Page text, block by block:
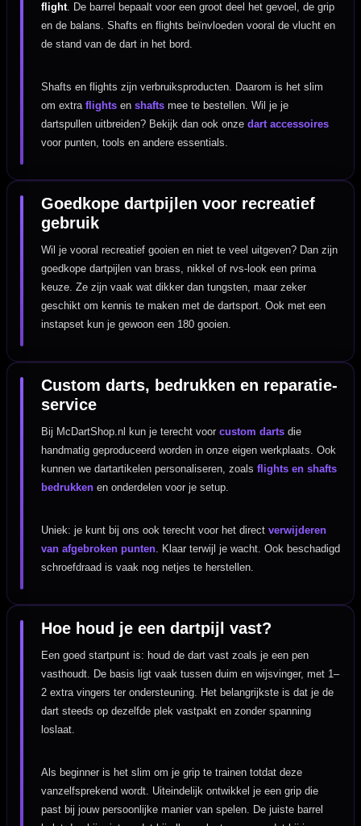
flight. De barrel bepaalt voor een groot deel het gevoel, de grip
en de balans. Shafts en flights beïnvloeden vooral de vlucht en
de stand van de dart in het bord.
Shafts en flights zijn verbruiksproducten. Daarom is het slim
om extraflights enshafts mee te bestellen. Wil je je
dartspullen uitbreiden? Bekijk dan ook onzedart accessoires
voor punten, tools en andere essentials.
Goedkope dartpijlen voor recreatief
gebruik
Wil je vooral recreatief gooien en niet te veel uitgeven? Dan zijn
goedkope dartpijlen van brass, nikkel of rvs-look een prima
keuze. Ze zijn vaak wat dikker dan tungsten, maar zeker
geschikt om kennis te maken met de dartsport. Ook met een
instapset kun je gewoon een 180 gooien.
Custom darts, bedrukken en reparatie-
service
Bij McDartShop.nl kun je terecht voorcustom darts die
handmatig geproduceerd worden in onze eigen werkplaats. Ook
kunnen we dartartikelen personaliseren, zoalsflights en shafts
bedrukken en onderdelen voor je setup.
Uniek: je kunt bij ons ook terecht voor het directverwijderen
van afgebroken punten. Klaar terwijl je wacht. Ook beschadigd
schroefdraad is vaak nog netjes te herstellen.
Hoe houd je een dartpijl vast?
Een goed startpunt is: houd de dart vast zoals je een pen
vasthoudt. De basis ligt vaak tussen duim en wijsvinger, met 1–
2 extra vingers ter ondersteuning. Het belangrijkste is dat je de
dart steeds op dezelfde plek vastpakt en zonder spanning
loslaat.
Als beginner is het slim om je grip te trainen totdat deze
vanzelfsprekend wordt. Uiteindelijk ontwikkel je een grip die
past bij jouw persoonlijke manier van spelen. De juiste barrel